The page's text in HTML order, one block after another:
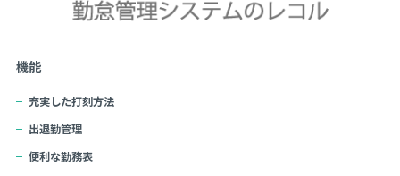
機能
充実した打刻方法
出退勤管理
便利な勤務表